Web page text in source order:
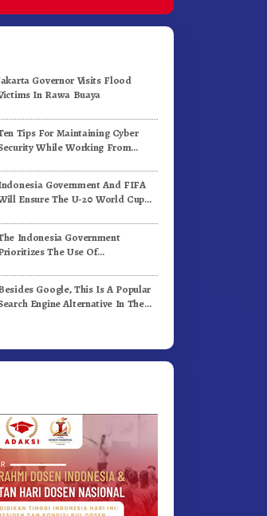
Lulusan
Berastagi
dan
Bupati Karo Serahkan 1,2
Benih Kopi Arabika
Governor Visits Flood
In Rawa Buaya
Tips For Maintaining Cyber
While Working From
Government And FIFA
Ensure The U-20 World Cup
Indonesia Government
The Use Of
Google, This Is A Popular
Engine Alternative In The